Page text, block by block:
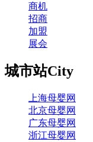
商机
招商
加盟
展会
城市站City
上海母婴网
北京母婴网
广东母婴网
浙江母婴网